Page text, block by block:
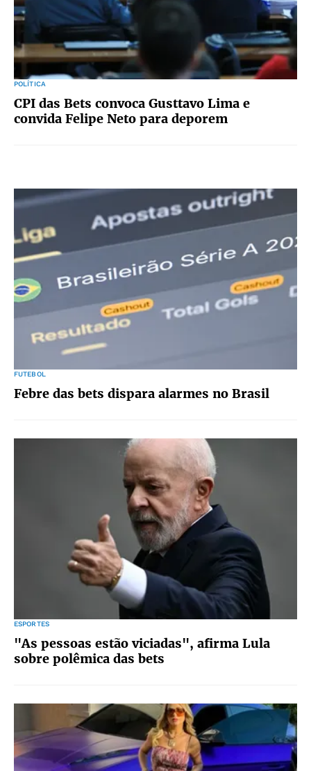
POLÍTICA
CPI das Bets convoca Gusttavo Lima e
convida Felipe Neto para deporem
FUTEBOL
Febre das bets dispara alarmes no Brasil
ESPORTES
"As pessoas estão viciadas", afirma Lula
sobre polêmica das bets